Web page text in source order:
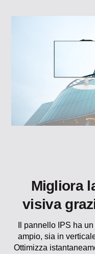
Migliora
visiva
Il pannello IPS ha
ampio, sia in
Ottimizza